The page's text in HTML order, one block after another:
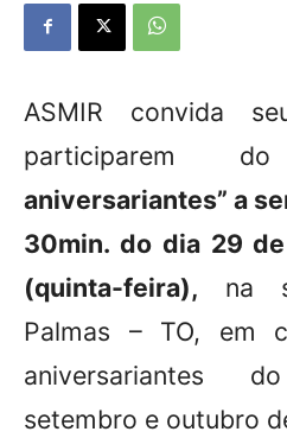
ASMIR convida
participarem
aniversariantes” a
30min. do dia 29
(quinta-feira), na
Palmas – TO, em
aniversariantes
setembro e outubro